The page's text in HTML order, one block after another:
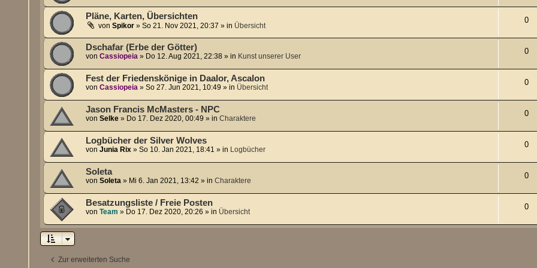
Pläne, Karten, Übersichten
vonSpikor »So 21. Nov 2021, 20:37 » in Übersicht
0
Dschafar (Erbe der Götter)
vonCassiopeia » Do 12. Aug 2021, 22:38 » in Kunst unserer User
0
Fest der Friedenskönige in Daalor, Ascalon
vonCassiopeia »So 27. Jun 2021, 10:49 » in Übersicht
0
Jason Francis McMasters - NPC
vonSelke » Do 17. Dez 2020, 00:49 » inCharaktere
0
Logbücher der Silver Wolves
vonJunia Rix »So 10. Jan 2021, 18:41 » in Logbücher
0
Soleta
vonSoleta » Mi 6. Jan 2021, 13:42 » inCharaktere
0
Besatzungsliste / Freie Posten
vonTeam » Do 17. Dez 2020, 20:26 » in Übersicht
0
Zur erweiterten Suche